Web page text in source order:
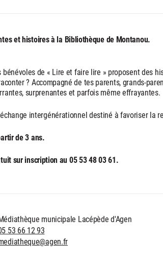
et histoiresà la Bibliothèque de Montanou.
bénévoles de « Lire et faire lire » proposent des
? Accompagné de tes parents, grands-
surprenantes et parfois même effrayantes.
intergénérationnel destiné à favoriser la
de 3 ans.
sur inscription au 05 53 48 03 61.
municipale Lacépède d'Agen
53 66 12 93